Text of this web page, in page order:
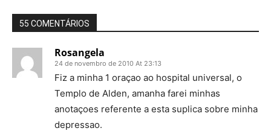
55 COMENTÁRIOS
Rosangela
24 de novembro de 2010 At 23:13
Fiz a minha 1 oraçao ao hospital universal, o
Templo de Alden, amanha farei minhas
anotaçoes referente a esta suplica sobre minha
depressao.